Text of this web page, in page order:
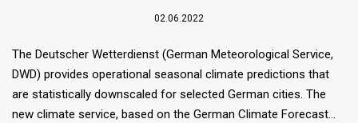
02.06.2022
The Deutscher Wetterdienst (German Meteorological Service,
DWD) provides operational seasonal climate predictions that
are statistically downscaled for selected German cities. The
new climate service, based on the German Climate Forecast…